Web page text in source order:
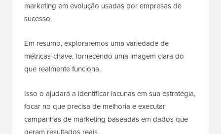
marketing em evolução usadas por empresas de
sucesso.
Em resumo, exploraremos uma variedade de
métricas-chave, fornecendo uma imagem clara do
que realmente funciona.
Isso o ajudará a identificar lacunas em sua estratégia,
focar no que precisa de melhoria e executar
campanhas de marketing baseadas em dados que
geram resultados reais.